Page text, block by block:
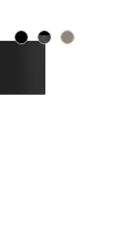
Kleur:Kleur:Kleur: